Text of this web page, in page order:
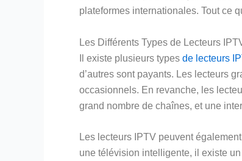
plateformes internationales. Tout ce
Les Différents Types de Lecteurs
Il existe plusieurs types de lecteurs
d’autres sont payants. Les lecteurs
occasionnels. En revanche, les
grand nombre de chaînes, et une
Les lecteurs IPTV peuvent
une télévision intelligente, il existe